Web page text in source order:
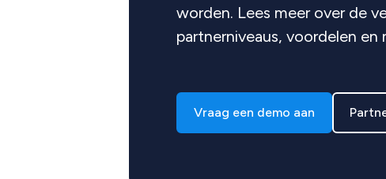
worden. Lees meer over de
partnerniveaus, voordelen en
Vraag een demo aan